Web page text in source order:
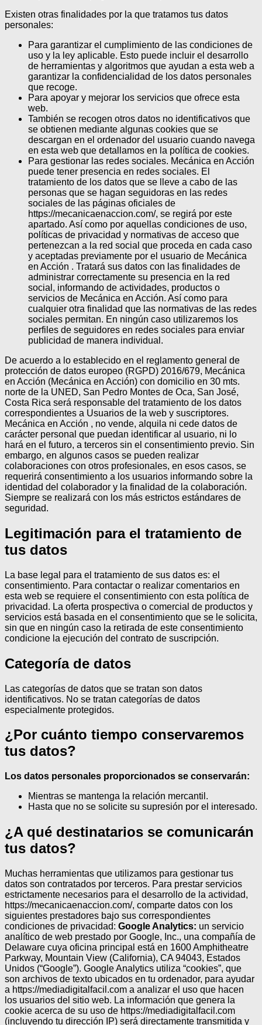
Existen otras finalidades por la que tratamos tus datos
personales:
Para garantizar el cumplimiento de las condiciones de
uso y la ley aplicable. Esto puede incluir el desarrollo
de herramientas y algoritmos que ayudan a esta web a
garantizar la confidencialidad de los datos personales
que recoge.
Para apoyar y mejorar los servicios que ofrece esta
web.
También se recogen otros datos no identificativos que
se obtienen mediante algunas cookies que se
descargan en el ordenador del usuario cuando navega
en esta web que detallamos en la política de cookies.
Para gestionar las redes sociales. Mecánica en Acción
puede tener presencia en redes sociales. El
tratamiento de los datos que se lleve a cabo de las
personas que se hagan seguidoras en las redes
sociales de las páginas oficiales de
https://mecanicaenaccion.com/, se regirá por este
apartado. Así como por aquellas condiciones de uso,
políticas de privacidad y normativas de acceso que
pertenezcan a la red social que proceda en cada caso
y aceptadas previamente por el usuario de Mecánica
en Acción . Tratará sus datos con las finalidades de
administrar correctamente su presencia en la red
social, informando de actividades, productos o
servicios de Mecánica en Acción. Así como para
cualquier otra finalidad que las normativas de las redes
sociales permitan. En ningún caso utilizaremos los
perfiles de seguidores en redes sociales para enviar
publicidad de manera individual.
De acuerdo a lo establecido en el reglamento general de
protección de datos europeo (RGPD) 2016/679, Mecánica
en Acción (Mecánica en Acción) con domicilio en 30 mts.
norte de la UNED, San Pedro Montes de Oca, San José,
Costa Rica será responsable del tratamiento de los datos
correspondientes a Usuarios de la web y suscriptores.
Mecánica en Acción , no vende, alquila ni cede datos de
carácter personal que puedan identificar al usuario, ni lo
hará en el futuro, a terceros sin el consentimiento previo. Sin
embargo, en algunos casos se pueden realizar
colaboraciones con otros profesionales, en esos casos, se
requerirá consentimiento a los usuarios informando sobre la
identidad del colaborador y la finalidad de la colaboración.
Siempre se realizará con los más estrictos estándares de
seguridad.
Legitimación para el tratamiento de
tus datos
La base legal para el tratamiento de sus datos es: el
consentimiento. Para contactar o realizar comentarios en
esta web se requiere el consentimiento con esta política de
privacidad. La oferta prospectiva o comercial de productos y
servicios está basada en el consentimiento que se le solicita,
sin que en ningún caso la retirada de este consentimiento
condicione la ejecución del contrato de suscripción.
Categoría de datos
Las categorías de datos que se tratan son datos
identificativos. No se tratan categorías de datos
especialmente protegidos.
¿Por cuánto tiempo conservaremos
tus datos?
Los datos personales proporcionados se conservarán:
Mientras se mantenga la relación mercantil.
Hasta que no se solicite su supresión por el interesado.
¿A qué destinatarios se comunicarán
tus datos?
Muchas herramientas que utilizamos para gestionar tus
datos son contratados por terceros. Para prestar servicios
estrictamente necesarios para el desarrollo de la actividad,
https://mecanicaenaccion.com/, comparte datos con los
siguientes prestadores bajo sus correspondientes
condiciones de privacidad: Google Analytics: un servicio
analítico de web prestado por Google, Inc., una compañía de
Delaware cuya oficina principal está en 1600 Amphitheatre
Parkway, Mountain View (California), CA 94043, Estados
Unidos (“Google”). Google Analytics utiliza “cookies”, que
son archivos de texto ubicados en tu ordenador, para ayudar
a https://mediadigitalfacil.com a analizar el uso que hacen
los usuarios del sitio web. La información que genera la
cookie acerca de su uso de https://mediadigitalfacil.com
(incluyendo tu dirección IP) será directamente transmitida y